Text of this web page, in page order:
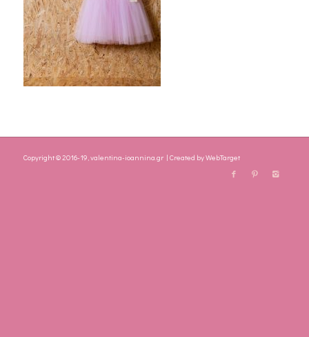
Copyright © 2016-19, valentina-ioannina.gr | Created byWebTarget